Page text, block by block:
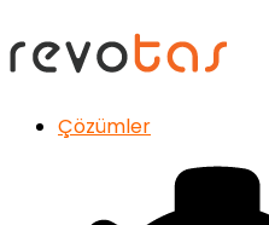
Çözümler